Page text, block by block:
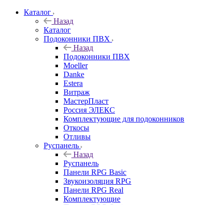
Каталог
Назад
Каталог
Подоконники ПВХ
Назад
Подоконники ПВХ
Moeller
Danke
Estera
Витраж
МастерПласт
Россия ЭЛЕКС
Комплектующие для подоконников
Откосы
Отливы
Руспанель
Назад
Руспанель
Панели RPG Basic
Звукоизоляция RPG
Панели RPG Real
Комплектующие